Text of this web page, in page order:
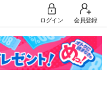
ログイン 会員登録